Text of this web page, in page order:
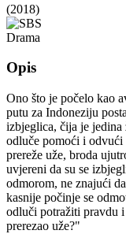
(2018)
Drama
Opis
Ono što je počelo kao
putu za Indoneziju
izbjeglica, čija je
odluče pomoći i odvući
prereže uže, broda
uvjereni da su se
odmorom, ne znajući
kasnije počinje se
odluči potražiti pravdu
prerezao uže?"